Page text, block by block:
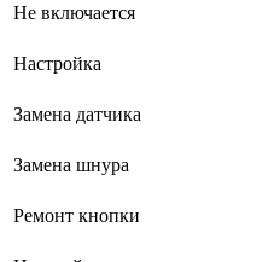
бутербродниц
чайников
чебуречниц
чиллеров
Не включается
Настройка
Замена датчика
Замена шнура
Ремонт кнопки